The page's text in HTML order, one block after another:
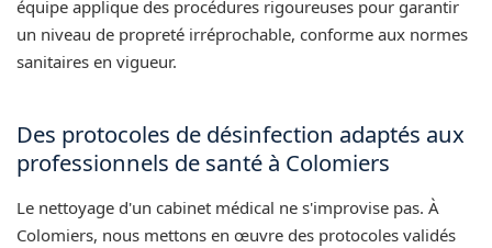
équipe applique des procédures rigoureuses pour garantir
un niveau de propreté irréprochable, conforme aux normes
sanitaires en vigueur.
Des protocoles de désinfection adaptés aux
professionnels de santé à Colomiers
Le nettoyage d'un cabinet médical ne s'improvise pas. À
Colomiers, nous mettons en œuvre des protocoles validés